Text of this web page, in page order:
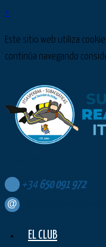
×
Este sitio web utiliza
continúa navegando
+34 650 091 972
EL CLUB